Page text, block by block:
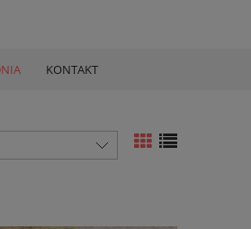
KONTAKT